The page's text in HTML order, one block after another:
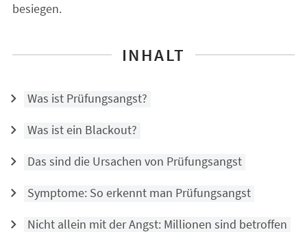
besiegen.
INHALT
Was ist Prüfungsangst?
Was ist ein Blackout?
Das sind die Ursachen von Prüfungsangst
Symptome: So erkennt man Prüfungsangst
Nicht allein mit der Angst: Millionen sind betroffen